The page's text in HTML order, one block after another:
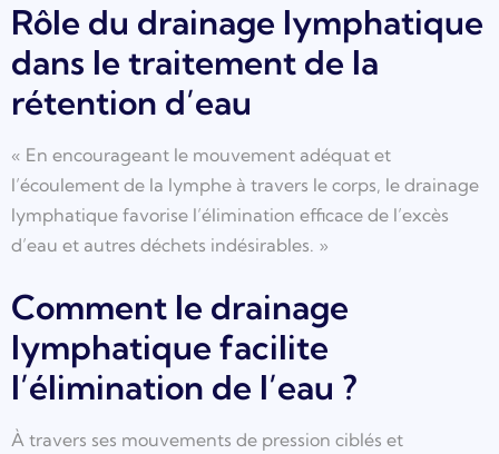
Rôle du drainage lymphatique
dans le traitement de la
rétention d’eau
« En encourageant le mouvement adéquat et
l’écoulement de la lymphe à travers le corps, le drainage
lymphatique favorise l’élimination efficace de l’excès
d’eau et autres déchets indésirables. »
Comment le drainage
lymphatique facilite
l’élimination de l’eau ?
À travers ses mouvements de pression ciblés et